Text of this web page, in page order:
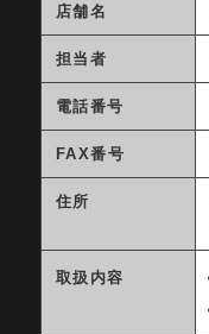
店舗名
担当者
電話番号
FAX番号
住所
取扱内容